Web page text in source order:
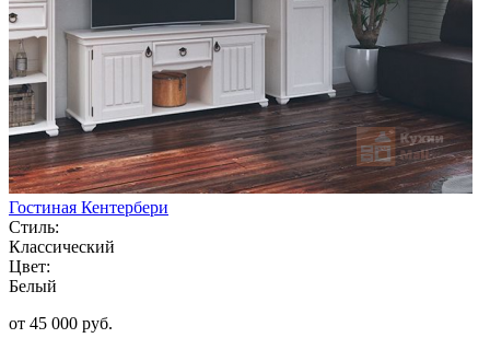
Гостиная Кентербери
Стиль:
Классический
Цвет:
Белый
от 45 000 руб.